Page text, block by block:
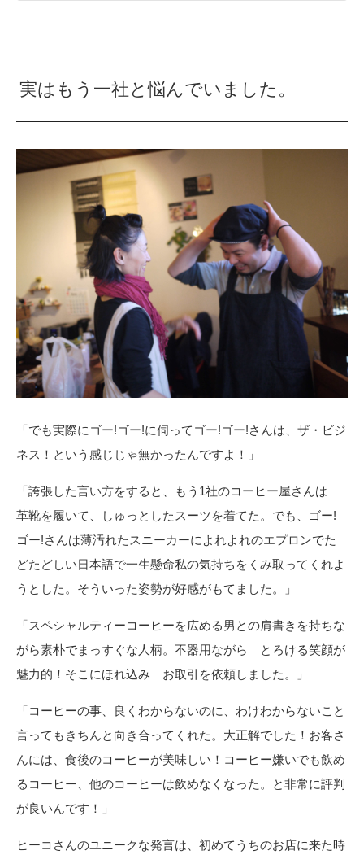
実はもう一社と悩んでいました。
「でも実際にゴー!ゴー!に伺ってゴー!ゴー!さんは、ザ・ビジ
ネス！という感じじゃ無かったんですよ！」
「誇張した言い方をすると、もう1社のコーヒー屋さんは
革靴を履いて、しゅっとしたスーツを着てた。でも、ゴー!
ゴー!さんは薄汚れたスニーカーによれよれのエプロンでた
どたどしい日本語で一生懸命私の気持ちをくみ取ってくれよ
うとした。そういった姿勢が好感がもてました。」
「スペシャルティーコーヒーを広める男との肩書きを持ちな
がら素朴でまっすぐな人柄。不器用ながら とろける笑顔が
魅力的！そこにほれ込み お取引を依頼しました。」
「コーヒーの事、良くわからないのに、わけわからないこと
言ってもきちんと向き合ってくれた。大正解でした！お客さ
んには、食後のコーヒーが美味しい！コーヒー嫌いでも飲め
るコーヒー、他のコーヒーは飲めなくなった。と非常に評判
が良いんです！」
ヒーコさんのユニークな発言は、初めてうちのお店に来た時